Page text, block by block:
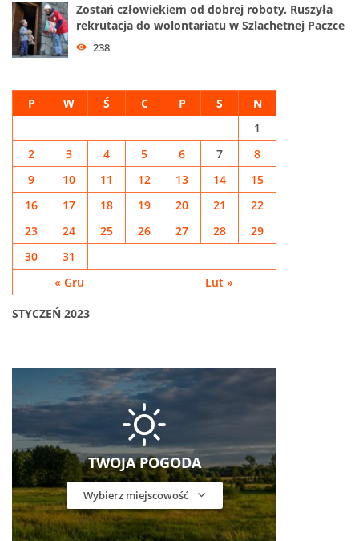
Zostań człowiekiem od dobrej roboty. Ruszyła
rekrutacja do wolontariatu w Szlachetnej Paczce
238
STYCZEŃ 2023
P W Ś C P S N
« Gru Lut »
1
2
3 4 5 6 7
8
9
10 11 12 13 14
15
16
17 18 19 20 21
22
23
24 25 26 27 28
29
30
31
TWOJA POGODA
Wybierz miejscowość